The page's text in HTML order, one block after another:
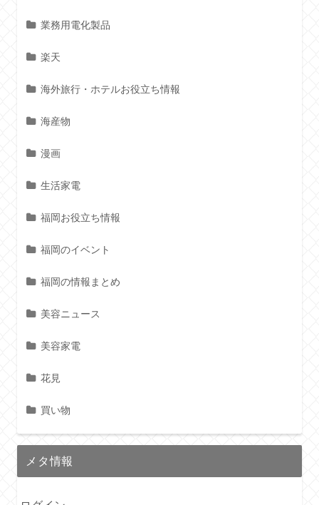
業務用電化製品
楽天
海外旅行・ホテルお役立ち情報
海産物
漫画
生活家電
福岡お役立ち情報
福岡のイベント
福岡の情報まとめ
美容ニュース
美容家電
花見
買い物
メタ情報